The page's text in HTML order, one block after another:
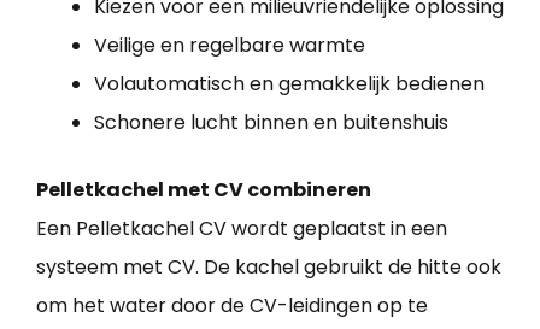
Kiezen voor een milieuvriendelijke oplossing
Veilige en regelbare warmte
Volautomatisch en gemakkelijk bedienen
Schonere lucht binnen en buitenshuis
Pelletkachel met CV combineren
Een Pelletkachel CV wordt geplaatst in een
systeem met CV. De kachel gebruikt de hitte ook
om het water door de CV-leidingen op te